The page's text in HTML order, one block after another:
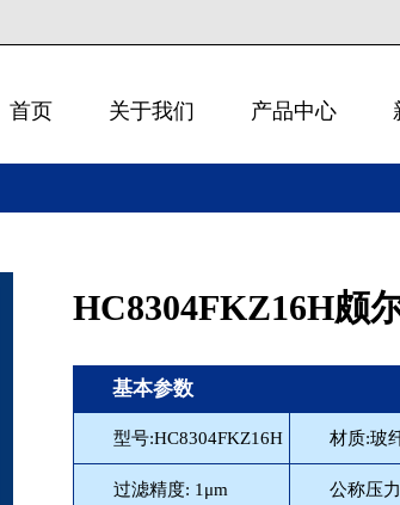
首页 关于我们 产品中心
HC8304FKZ16H颇
基本参数
型号:HC8304FKZ16H 材质:玻
过滤精度: 1μm 公称压